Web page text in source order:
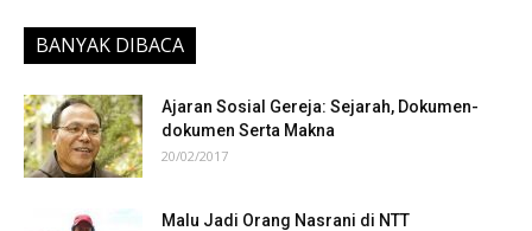
BANYAK DIBACA
Ajaran Sosial Gereja: Sejarah, Dokumen-
dokumen Serta Makna
20/02/2017
Malu Jadi Orang Nasrani di NTT